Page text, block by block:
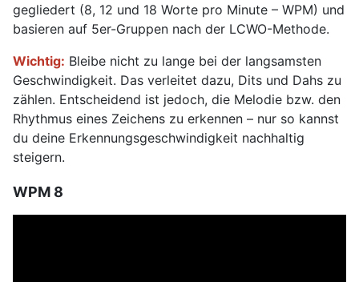
gegliedert (8, 12 und 18 Worte pro Minute – WPM) und
basieren auf 5er-Gruppen nach der LCWO-Methode.
Wichtig: Bleibe nicht zu lange bei der langsamsten
Geschwindigkeit. Das verleitet dazu, Dits und Dahs zu
zählen. Entscheidend ist jedoch, die Melodie bzw. den
Rhythmus eines Zeichens zu erkennen – nur so kannst
du deine Erkennungsgeschwindigkeit nachhaltig
steigern.
WPM 8